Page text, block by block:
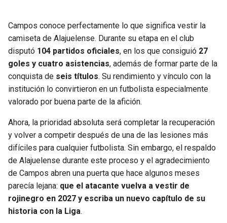
Campos conoce perfectamente lo que significa vestir la
camiseta de Alajuelense. Durante su etapa en el club
disputó 104 partidos oficiales, en los que consiguió 27
goles y cuatro asistencias, además de formar parte de la
conquista de seis títulos. Su rendimiento y vínculo con la
institución lo convirtieron en un futbolista especialmente
valorado por buena parte de la afición.
Ahora, la prioridad absoluta será completar la recuperación
y volver a competir después de una de las lesiones más
difíciles para cualquier futbolista. Sin embargo, el respaldo
de Alajuelense durante este proceso y el agradecimiento
de Campos abren una puerta que hace algunos meses
parecía lejana: que el atacante vuelva a vestir de
rojinegro en 2027 y escriba un nuevo capítulo de su
historia con la Liga.